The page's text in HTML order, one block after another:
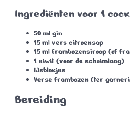
Ingrediënten voor 1
50 ml gin
15 ml vers citroensap
15 ml frambozensiroop (of
1 eiwit (voor de schuimlaag)
IJsblokjes
Verse frambozen (ter
Bereiding